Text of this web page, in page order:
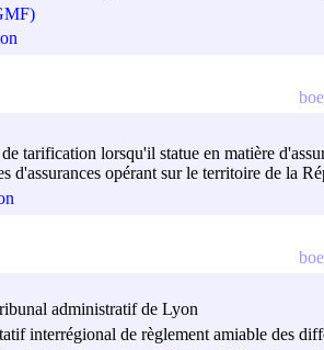
tarification lorsqu'il statue en matière
d'assurances opérant sur le territoire de la
administratif de Lyon
interrégional de règlement amiable des